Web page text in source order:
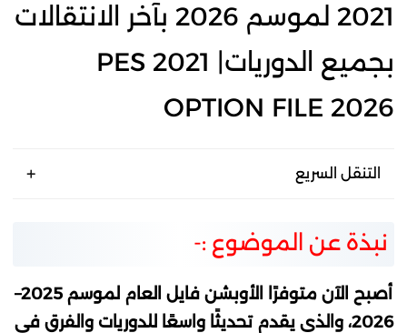
2021 لموسم 2026 بآخر الانتقالات
بجميع الدوريات| PES 2021
OPTION FILE 2026
التنقل السريع
نبذة عن الموضوع :-
أصبح الآن متوفرًا الأوبشن فايل العام لموسم 2025–
2026، والذي يقدم تحديثًا واسعًا للدوريات والفرق في